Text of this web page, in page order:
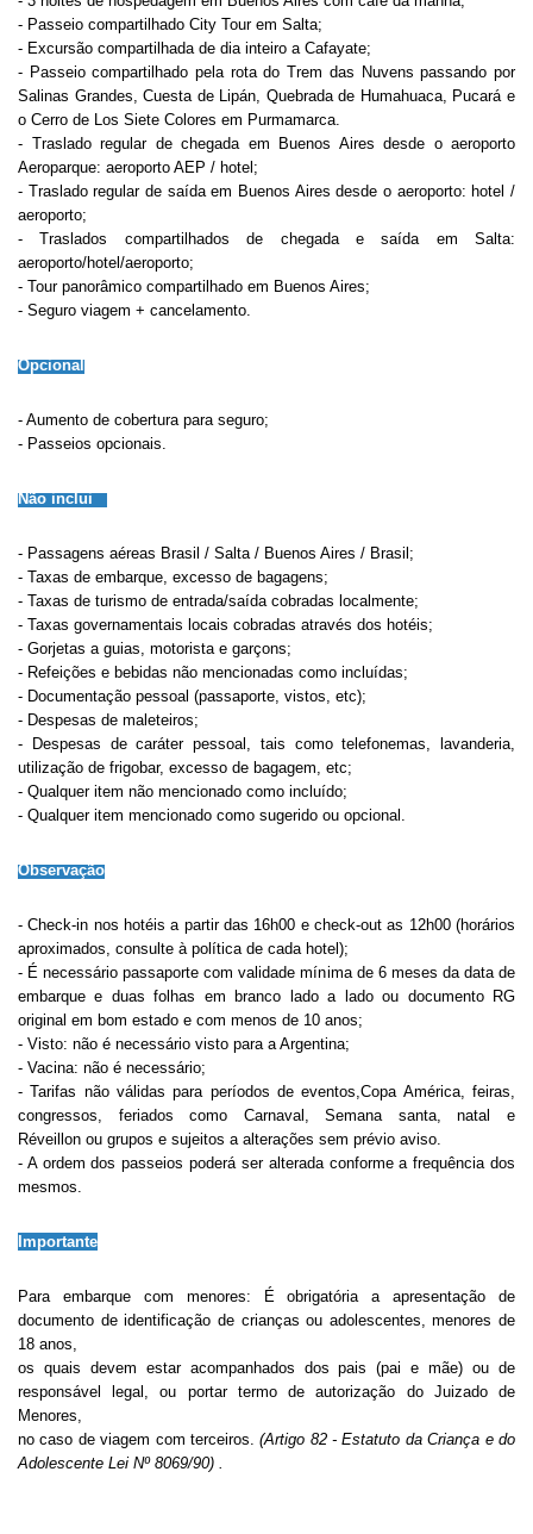
- Passeio compartilhado City Tour em Salta;
- Excursão compartilhada de dia inteiro a Cafayate;
- Passeio compartilhado pela rota do Trem das Nuvens passando por
Salinas Grandes, Cuesta de Lipán, Quebrada de Humahuaca, Pucará e
o Cerro de Los Siete Colores em Purmamarca.
- Traslado regular de chegada em Buenos Aires desde o aeroporto
Aeroparque: aeroporto AEP / hotel;
- Traslado regular de saída em Buenos Aires desde o aeroporto: hotel /
aeroporto;
- Traslados compartilhados de chegada e saída em Salta:
aeroporto/hotel/aeroporto;
- Tour panorâmico compartilhado em Buenos Aires;
- Seguro viagem + cancelamento.
Opcional
- Aumento de cobertura para seguro;
- Passeios opcionais.
Não inclui
- Passagens aéreas Brasil / Salta / Buenos Aires / Brasil;
- Taxas de embarque, excesso de bagagens;
- Taxas de turismo de entrada/saída cobradas localmente;
- Taxas governamentais locais cobradas através dos hotéis;
- Gorjetas a guias, motorista e garçons;
- Refeições e bebidas não mencionadas como incluídas;
- Documentação pessoal (passaporte, vistos, etc);
- Despesas de maleteiros;
- Despesas de caráter pessoal, tais como telefonemas, lavanderia,
utilização de frigobar, excesso de bagagem, etc;
- Qualquer item não mencionado como incluído;
- Qualquer item mencionado como sugerido ou opcional.
Observação
- Check-in nos hotéis a partir das 16h00 e check-out as 12h00 (horários
aproximados, consulte à política de cada hotel);
- É necessário passaporte com validade mínima de 6 meses da data de
embarque e duas folhas em branco lado a lado ou documento RG
original em bom estado e com menos de 10 anos;
- Visto: não é necessário visto para a Argentina;
- Vacina: não é necessário;
- Tarifas não válidas para períodos de eventos,Copa América, feiras,
congressos, feriados como Carnaval, Semana santa, natal e
Réveillon ou grupos e sujeitos a alterações sem prévio aviso.
- A ordem dos passeios poderá ser alterada conforme a frequência dos
mesmos.
Importante
Para embarque com menores: É obrigatória a apresentação de
documento de identificação de crianças ou adolescentes, menores de
18 anos,
os quais devem estar acompanhados dos pais (pai e mãe) ou de
responsável legal, ou portar termo de autorização do Juizado de
Menores,
no caso de viagem com terceiros. (Artigo 82 - Estatuto da Criança e do
Adolescente Lei Nº 8069/90) .